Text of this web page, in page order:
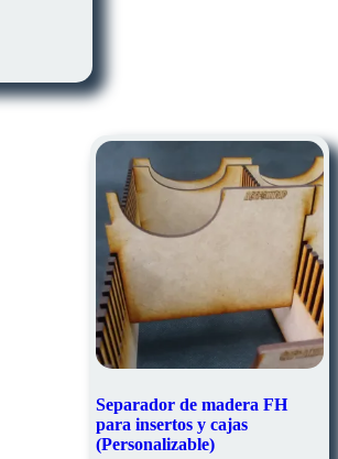
Separador de madera FH
para insertos y cajas
(Personalizable)